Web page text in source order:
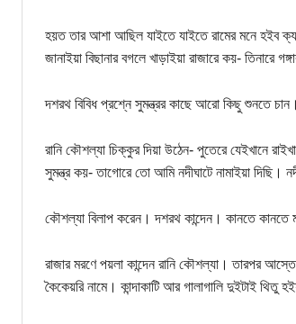
হয়ত তার আশা আছিল যাইতে যাইতে রামের মনে হইব
জানাইয়া বিছানার বগলে খাড়াইয়া রাজারে কয়- তিনারে
দশরথ বিবিধ প্রশ্নে সুমন্ত্রর কাছে আরো কিছু শুনতে
রানি কৌশল্যা চিক্কুর দিয়া উঠেন- পুতেরে যেইখানে
সুমন্ত্র কয়- তাগোরে তো আমি নদীঘাটে নামাইয়া দিছি।
কৌশল্যা বিলাপ করেন। দশরথ কান্দেন। কানতে কানতে
রাজার মরণে পয়লা কান্দেন রানি কৌশল্যা। তারপর
কৈকেয়রি নামে। কান্দাকাটি আর গালাগালি দুইটাই